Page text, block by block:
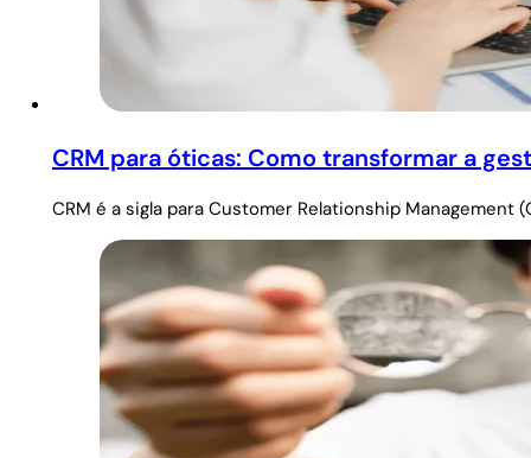
CRM para óticas: Como transformar a
CRM é a sigla para Customer Relationship